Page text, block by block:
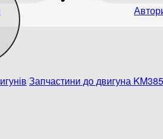
Запчастини до двигуна